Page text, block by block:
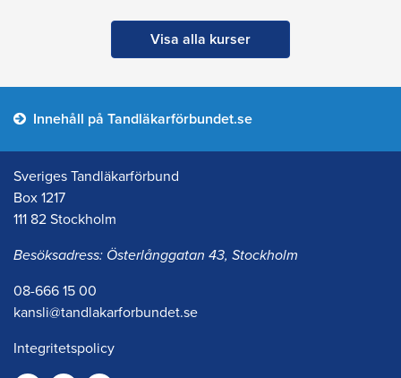
Visa alla kurser
Innehåll på Tandläkarförbundet.se
Sveriges Tandläkarförbund
Box 1217
111 82 Stockholm
Besöksadress: Österlånggatan 43, Stockholm
08-666 15 00
kansli@tandlakarforbundet.se
Integritetspolicy